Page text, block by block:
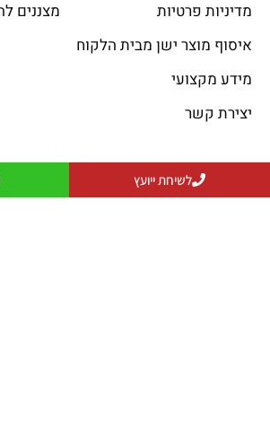
מדיניות פרטיות
איסוף מוצר ישן מבית הלקוח
מידע מקצועי
יצירת קשר
מצננים
פתרונות קירור
פתרונות קירור
פתרונות
פתרונות
לשיחת ייועץ